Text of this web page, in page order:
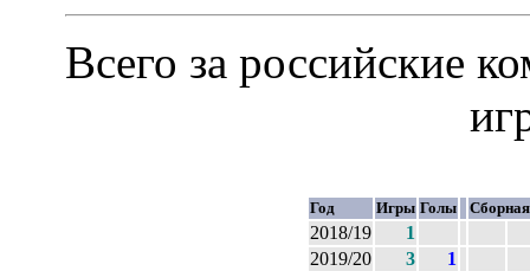
Всего за российские
Год Игры Голы Сборная
2018/19
1
2019/20
3 1